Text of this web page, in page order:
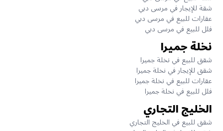
شقة للإيجار في مرسى دبي
عقارات للبيع في مرسى دبي
فلل للبيع في مرسى دبي
نخلة جميرا
شقق للبيع في نخلة جميرا
شقق للإيجار في نخلة جميرا
عقارات للبيع في نخلة جميرا
فلل للبيع في نخلة جميرا
الخليج التجاري
شقق للبيع في الخليج التجاري